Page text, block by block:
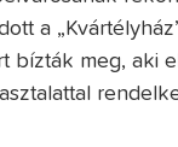
a
bízták meg, aki